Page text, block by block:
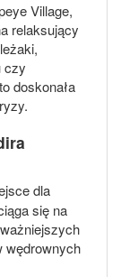
Village,
relaksujący
czy
doskonała
dla
się na
wędrownych